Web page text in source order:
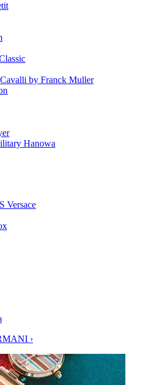
by Franck Muller
Hanowa
Versace
›